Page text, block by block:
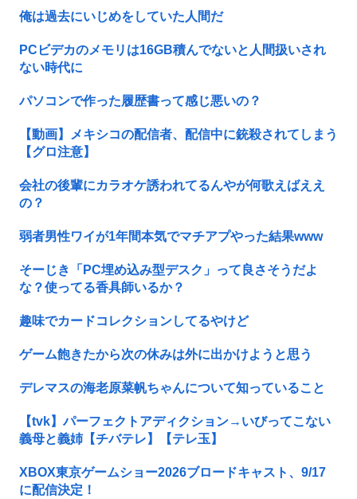
俺は過去にいじめをしていた人間だ
PCビデカのメモリは16GB積んでないと人間扱いされ
ない時代に
パソコンで作った履歴書って感じ悪いの？
【動画】メキシコの配信者、配信中に銃殺されてしまう
【グロ注意】
会社の後輩にカラオケ誘われてるんやが何歌えばええ
の？
弱者男性ワイが1年間本気でマチアプやった結果www
そーじき「PC埋め込み型デスク」って良さそうだよ
な？使ってる香具師いるか？
趣味でカードコレクションしてるやけど
ゲーム飽きたから次の休みは外に出かけようと思う
デレマスの海老原菜帆ちゃんについて知っていること
【tvk】パーフェクトアディクション→いびってこない
義母と義姉【チバテレ】【テレ玉】
XBOX東京ゲームショー2026ブロードキャスト、9/17
に配信決定！